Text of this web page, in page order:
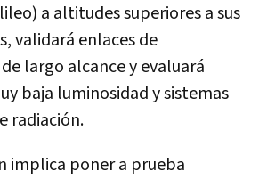
a altitudes superiores a sus
validará enlaces de
largo alcance y evaluará
baja luminosidad y sistemas
radiación.
implica poner a prueba